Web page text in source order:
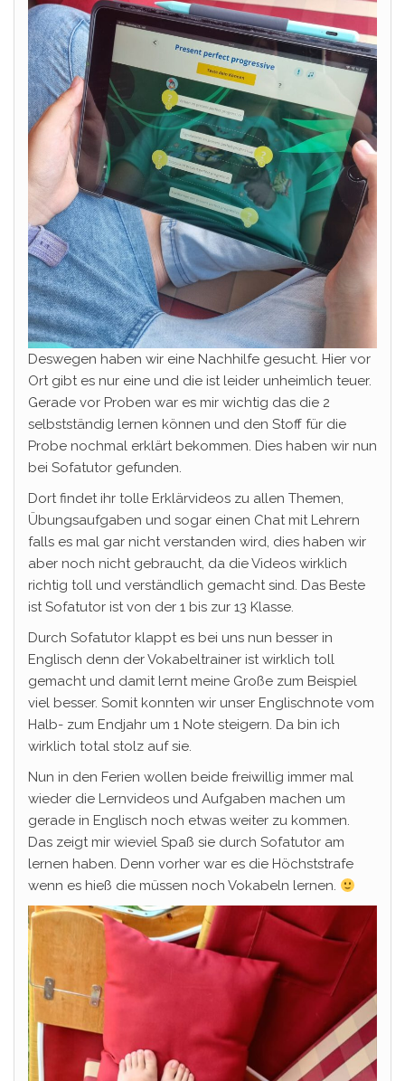
Deswegen haben wir eine Nachhilfe gesucht. Hier vor
Ort gibt es nur eine und die ist leider unheimlich teuer.
Gerade vor Proben war es mir wichtig das die 2
selbstständig lernen können und den Stoff für die
Probe nochmal erklärt bekommen. Dies haben wir nun
bei Sofatutor gefunden.
Dort findet ihr tolle Erklärvideos zu allen Themen,
Übungsaufgaben und sogar einen Chat mit Lehrern
falls es mal gar nicht verstanden wird, dies haben wir
aber noch nicht gebraucht, da die Videos wirklich
richtig toll und verständlich gemacht sind. Das Beste
ist Sofatutor ist von der 1 bis zur 13 Klasse.
Durch Sofatutor klappt es bei uns nun besser in
Englisch denn der Vokabeltrainer ist wirklich toll
gemacht und damit lernt meine Große zum Beispiel
viel besser. Somit konnten wir unser Englischnote vom
Halb- zum Endjahr um 1 Note steigern. Da bin ich
wirklich total stolz auf sie.
Nun in den Ferien wollen beide freiwillig immer mal
wieder die Lernvideos und Aufgaben machen um
gerade in Englisch noch etwas weiter zu kommen.
Das zeigt mir wieviel Spaß sie durch Sofatutor am
lernen haben. Denn vorher war es die Höchststrafe
wenn es hieß die müssen noch Vokabeln lernen.